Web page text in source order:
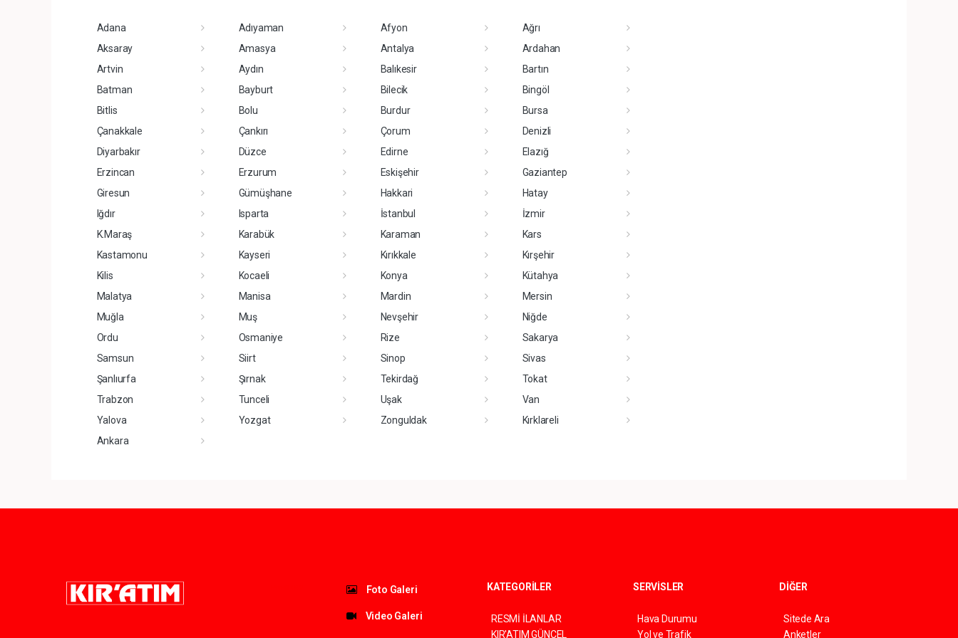
Adana Adıyaman Afyon
Ağrı
Aksaray
Amasya Antalya
Ardahan
Artvin
Aydın Balıkesir
Bartın
Batman
Bayburt Bilecik
Bingöl
Bitlis
Bolu Burdur
Bursa
Çanakkale
Çankırı Çorum
Denizli
Diyarbakır
Düzce Edirne
Elazığ
Erzincan
Erzurum Eskişehir
Gaziantep
Giresun
Gümüşhane Hakkari
Hatay
Iğdır
Isparta İstanbul
İzmir
K.Maraş
Karabük Karaman
Kars
Kastamonu
Kayseri Kırıkkale
Kırşehir
Kilis
Kocaeli Konya
Kütahya
Malatya
Manisa Mardin
Mersin
Muğla
Muş Nevşehir
Niğde
Ordu
Osmaniye Rize
Sakarya
Samsun
Siirt Sinop
Sivas
Şanlıurfa
Şırnak Tekirdağ
Tokat
Trabzon
Tunceli Uşak
Van
Yalova
Yozgat Zonguldak
Kırklareli
Ankara
Foto Galeri
Video Galeri
KATEGORİLER
RESMİ İLANLAR
KIR'ATIM GÜNCEL
SERVİSLER
Hava Durumu
Yol ve Trafik
DİĞER
Sitede Ara
Anketler